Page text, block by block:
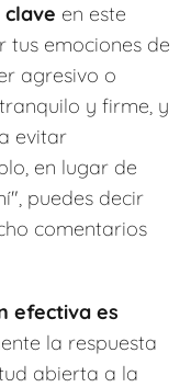
en este
tus emociones de
agresivo o
y firme, y
evitar
en lugar de
puedes decir
comentarios
efectiva es
la respuesta
abierta a la